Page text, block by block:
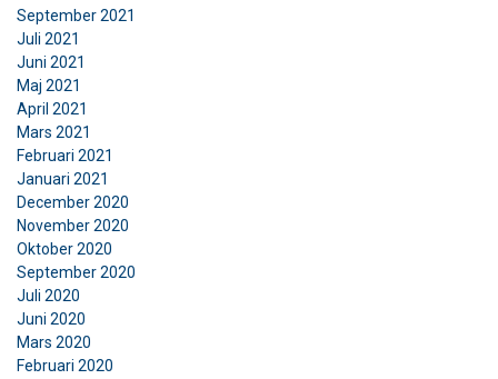
September 2021
Juli 2021
Juni 2021
Maj 2021
April 2021
Mars 2021
Februari 2021
Januari 2021
December 2020
November 2020
Oktober 2020
September 2020
Juli 2020
Juni 2020
Mars 2020
Februari 2020
Vi använder cookies för att anpassa innehåll,
annonser och för att analysera vår trafik. Vi
delar också information om din användning av
vår webbplats med våra reklam- och
analyspartners som kan kombinera den med
annan information som du har tillhandahållit
dem eller som de har samlat in från din
användning av deras tjänster.
Strikt
nödvändigt
Funktioner